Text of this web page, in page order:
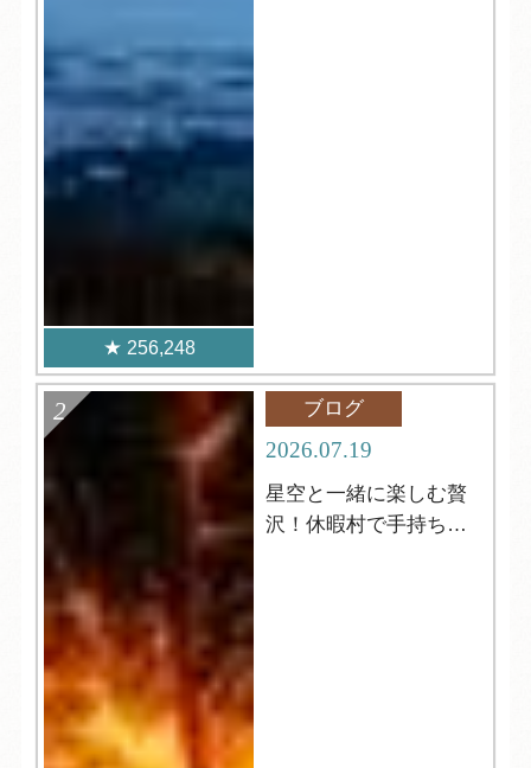
256,248
ブログ
2026.07.19
星空と一緒に楽しむ贅
沢！休暇村で手持ち花